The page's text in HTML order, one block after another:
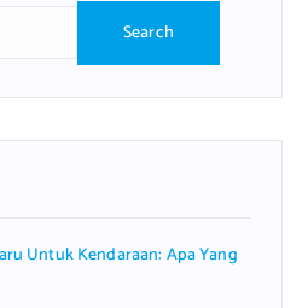
Untuk Kendaraan: Apa Yang